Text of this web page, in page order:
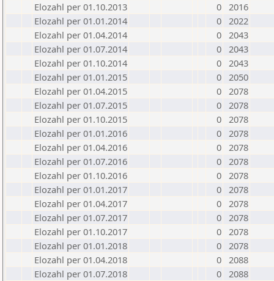
Elozahl per 01.10.2013
0 2016
Elozahl per 01.01.2014
0 2022
Elozahl per 01.04.2014
0 2043
Elozahl per 01.07.2014
0 2043
Elozahl per 01.10.2014
0 2043
Elozahl per 01.01.2015
0 2050
Elozahl per 01.04.2015
0 2078
Elozahl per 01.07.2015
0 2078
Elozahl per 01.10.2015
0 2078
Elozahl per 01.01.2016
0 2078
Elozahl per 01.04.2016
0 2078
Elozahl per 01.07.2016
0 2078
Elozahl per 01.10.2016
0 2078
Elozahl per 01.01.2017
0 2078
Elozahl per 01.04.2017
0 2078
Elozahl per 01.07.2017
0 2078
Elozahl per 01.10.2017
0 2078
Elozahl per 01.01.2018
0 2078
Elozahl per 01.04.2018
0 2088
Elozahl per 01.07.2018
0 2088